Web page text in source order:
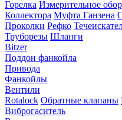
Горелка Измерительное
Коллектора Муфта Ганзена
Проколки Рефко
Труборезы Шланги
Bitzer
Поддон фанкойла
Привода
Фанкойлы
Вентили
Rotalock Обратные клапаны
Виброгаситель